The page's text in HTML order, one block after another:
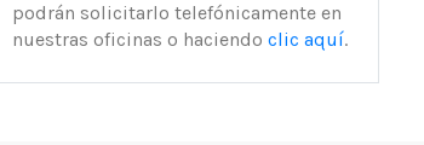
podrán solicitarlo telefónicamente en
nuestras oficinas o haciendo clic aquí.